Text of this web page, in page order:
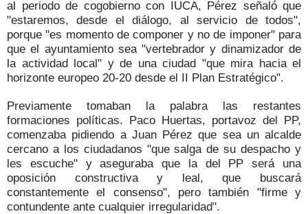
al periodo de cogobierno con IUCA, Pérez señaló que
"estaremos, desde el diálogo, al servicio de todos",
porque "es momento de componer y no de imponer" para
que el ayuntamiento sea "vertebrador y dinamizador de
la actividad local" y de una ciudad "que mira hacia el
horizonte europeo 20-20 desde el II Plan Estratégico".
Previamente tomaban la palabra las restantes
formaciones políticas. Paco Huertas, portavoz del PP,
comenzaba pidiendo a Juan Pérez que sea un alcalde
cercano a los ciudadanos "que salga de su despacho y
les escuche" y aseguraba que la del PP será una
oposición constructiva y leal, que buscará
constantemente el consenso", pero también "firme y
contundente ante cualquier irregularidad".